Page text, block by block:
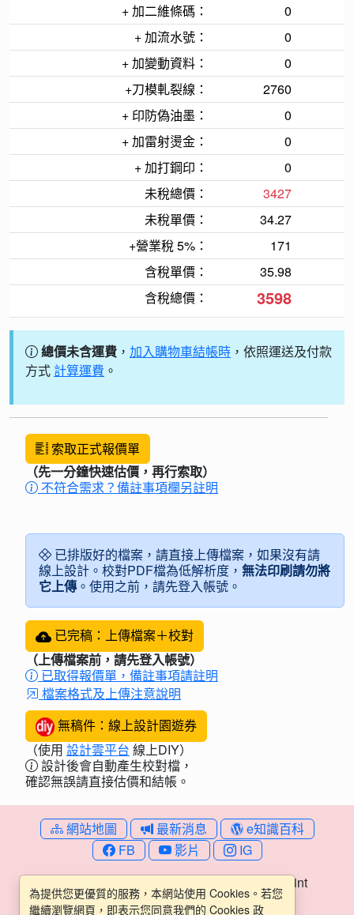
為提供您更優質的服務，本網站使用 Cookies。若您
繼續瀏覽網頁，即表示您同意我們的 Cookies 政
+ 加二維條碼：
0
+ 加流水號：
0
+ 加變動資料：
0
+刀模軋裂線：
2760
+ 印防偽油墨：
0
+ 加雷射燙金：
0
+ 加打鋼印：
0
未稅總價：
3427
未稅單價：
34.27
+營業稅 5%：
171
含稅單價：
35.98
含稅總價：
3598
總價未含運費 ， 加入購物車結帳時 ，依照運送及付款
方式 計算運費 。
索取正式報價單
（先一分鐘快速估價，再行索取）
不符合需求？備註事項欄另註明
已排版好的檔案，請直接上傳檔案，如果沒有請
線上設計。校對PDF檔為低解析度， 無法印刷請勿將
它上傳 。使用之前，請先登入帳號。
已完稿：上傳檔案＋校對
（上傳檔案前，請先登入帳號）
已取得報價單，備註事項請註明
檔案格式及上傳注意說明
無稿件：線上設計園遊券
（使用 設計雲平台 線上DIY）
設計後會自動產生校對檔，
確認無誤請直接估價和結帳。
網站地圖 最新消息
e知識百科
FB
影片
IG
版權所有 文探資訊 • 易普印 ePrint